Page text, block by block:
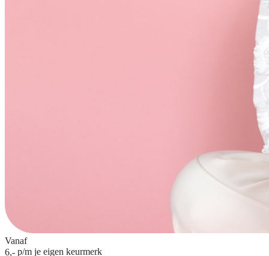
Vanaf
6,- p/m je eigen keurmerk